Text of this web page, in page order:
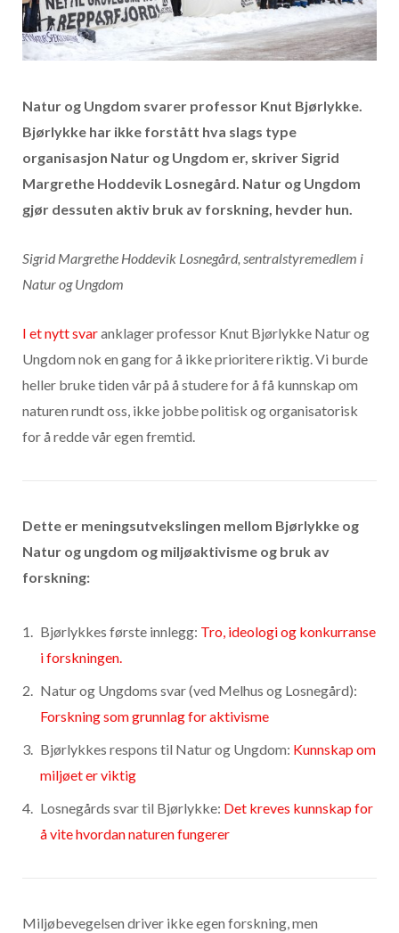
Natur og Ungdom svarer professor Knut Bjørlykke.
Bjørlykke har ikke forstått hva slags type
organisasjon Natur og Ungdom er, skriverSigrid
Margrethe Hoddevik Losnegård. Natur og Ungdom
gjør dessuten aktiv bruk av forskning, hevder hun.
Sigrid Margrethe Hoddevik Losnegård, sentralstyremedlem i
Natur og Ungdom
I et nytt svaranklager professor Knut Bjørlykke Natur og
Ungdom nok en gang for å ikke prioritere riktig. Vi burde
heller bruke tiden vår på å studere for å få kunnskap om
naturen rundt oss, ikke jobbe politisk og organisatorisk
for å redde vår egen fremtid.
Dette er meningsutvekslingen mellom Bjørlykke og
Natur og ungdom og miljøaktivisme og bruk av
forskning:
Bjørlykkes første innlegg: Tro, ideologi og konkurranse
i forskningen.
Natur og Ungdoms svar (ved Melhus og Losnegård):
Forskningsom grunnlag for aktivisme
Bjørlykkes respons til Natur og Ungdom: Kunnskap om
miljøet er viktig
Losnegårds svar til Bjørlykke: Det kreves kunnskap for
å vite hvordan naturen fungerer
Miljøbevegelsen driver ikke egen forskning, men